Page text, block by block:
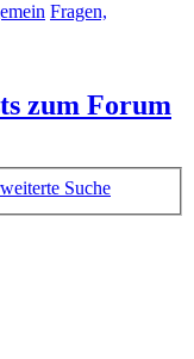
Fragen,
zum Forum
Suche